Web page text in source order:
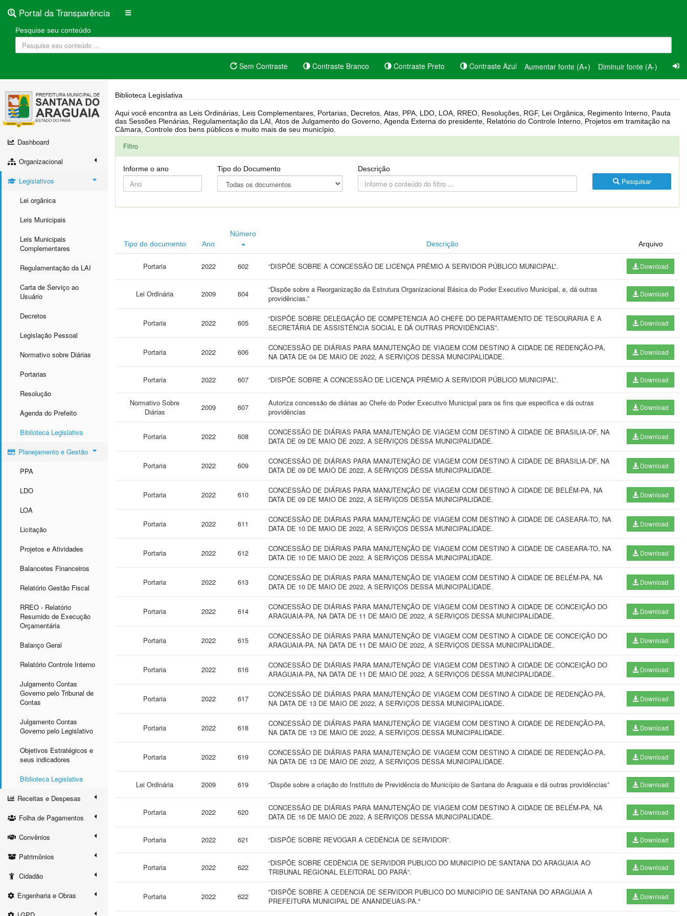
Portal da Transparência
Pesquise seu conteúdo
Sem Contraste Contraste Branco Contraste Preto Contraste Azul Aumentar fonte (A+) Diminuir fonte (A-)
Dashboard
Organizacional
Legislativos
Lei orgânica
Leis Municipais
Leis Municipais
Complementares
Regulamentação da LAI
Carta de Serviço ao
Usuário
Decretos
Legislação Pessoal
Normativo sobre Diárias
Portarias
Resolução
Agenda do Prefeito
Biblioteca Legislativa
Planejamento e Gestão
PPA
LDO
LOA
Licitação
Projetos e Atividades
Balancetes Financeiros
Relatório Gestão Fiscal
RREO - Relatório
Resumido de Execução
Orçamentária
Balanço Geral
Relatório Controle Interno
Julgamento Contas
Governo pelo Tribunal de
Contas
Julgamento Contas
Governo pelo Legislativo
Objetivos Estratégicos e
seus indicadores
Biblioteca Legislativa
Receitas e Despesas
Folha de Pagamentos
Convênios
Patrimônios
Cidadão
Engenharia e Obras
Biblioteca Legislativa
Aqui você encontra as Leis Ordinárias, Leis Complementares, Portarias, Decretos, Atas, PPA, LDO, LOA, RREO, Resoluções, RGF, Lei Orgânica, Regimento Interno, Pauta
das Sessões Plenárias, Regulamentação da LAI, Atos de Julgamento do Governo, Agenda Externa do presidente, Relatório do Controle Interno, Projetos em tramitação na
Câmara, Controle dos bens públicos e muito mais de seu município.
Filtro
Informe o ano Tipo do Documento Descrição
Pesquisar
Tipo do documento Ano
Número
Descrição
Arquivo
Portaria 2022 602 “DISPÕE SOBRE A CONCESSÃO DE LICENÇA PRÊMIO A SERVIDOR PÚBLICO MUNICIPAL”. Download
Lei Ordinária 2009 604
“Dispõe sobre a Reorganização da Estrutura Organizacional Básica do Poder Executivo Municipal, e, dá outras
providências.”
Download
Portaria 2022 605
“DISPÕE SOBRE DELEGAÇÃO DE COMPETENCIA AO CHEFE DO DEPARTAMENTO DE TESOURARIA E A
SECRETÁRIA DE ASSISTÊNCIA SOCIAL E DÁ OUTRAS PROVIDÊNCIAS”.
Download
Portaria 2022 606
CONCESSÃO DE DIÁRIAS PARA MANUTENÇÃO DE VIAGEM COM DESTINO À CIDADE DE REDENÇÃO-PA,
NA DATA DE 04 DE MAIO DE 2022, A SERVIÇOS DESSA MUNICIPALIDADE.
Download
Portaria 2022 607 “DISPÕE SOBRE A CONCESSÃO DE LICENÇA PRÊMIO A SERVIDOR PÚBLICO MUNICIPAL”. Download
Normativo Sobre
Diárias
2009 607
Autoriza concessão de diárias ao Chefe do Poder Executivo Municipal para os fins que especifica e dá outras
providências
Download
Portaria 2022 608
CONCESSÃO DE DIÁRIAS PARA MANUTENÇÃO DE VIAGEM COM DESTINO À CIDADE DE BRASILIA-DF, NA
DATA DE 09 DE MAIO DE 2022, A SERVIÇOS DESSA MUNICIPALIDADE.
Download
Portaria 2022 609
CONCESSÃO DE DIÁRIAS PARA MANUTENÇÃO DE VIAGEM COM DESTINO À CIDADE DE BRASILIA-DF, NA
DATA DE 09 DE MAIO DE 2022, A SERVIÇOS DESSA MUNICIPALIDADE.
Download
Portaria 2022 610
CONCESSÃO DE DIÁRIAS PARA MANUTENÇÃO DE VIAGEM COM DESTINO À CIDADE DE BELÉM-PA, NA
DATA DE 09 DE MAIO DE 2022, A SERVIÇOS DESSA MUNICIPALIDADE.
Download
Portaria 2022 611
CONCESSÃO DE DIÁRIAS PARA MANUTENÇÃO DE VIAGEM COM DESTINO À CIDADE DE CASEARA-TO, NA
DATA DE 10 DE MAIO DE 2022, A SERVIÇOS DESSA MUNICIPALIDADE.
Download
Portaria 2022 612
CONCESSÃO DE DIÁRIAS PARA MANUTENÇÃO DE VIAGEM COM DESTINO À CIDADE DE CASEARA-TO, NA
DATA DE 10 DE MAIO DE 2022, A SERVIÇOS DESSA MUNICIPALIDADE.
Download
Portaria 2022 613
CONCESSÃO DE DIÁRIAS PARA MANUTENÇÃO DE VIAGEM COM DESTINO À CIDADE DE BELÉM-PA, NA
DATA DE 10 DE MAIO DE 2022, A SERVIÇOS DESSA MUNICIPALIDADE.
Download
Portaria 2022 614
CONCESSÃO DE DIÁRIAS PARA MANUTENÇÃO DE VIAGEM COM DESTINO À CIDADE DE CONCEIÇÃO DO
ARAGUAIA-PA, NA DATA DE 11 DE MAIO DE 2022, A SERVIÇOS DESSA MUNICIPALIDADE.
Download
Portaria 2022 615
CONCESSÃO DE DIÁRIAS PARA MANUTENÇÃO DE VIAGEM COM DESTINO À CIDADE DE CONCEIÇÃO DO
ARAGUAIA-PA, NA DATA DE 11 DE MAIO DE 2022, A SERVIÇOS DESSA MUNICIPALIDADE.
Download
Portaria 2022 616
CONCESSÃO DE DIÁRIAS PARA MANUTENÇÃO DE VIAGEM COM DESTINO À CIDADE DE CONCEIÇÃO DO
ARAGUAIA-PA, NA DATA DE 11 DE MAIO DE 2022, A SERVIÇOS DESSA MUNICIPALIDADE.
Download
Portaria 2022 617
CONCESSÃO DE DIÁRIAS PARA MANUTENÇÃO DE VIAGEM COM DESTINO À CIDADE DE REDENÇÃO-PA,
NA DATA DE 13 DE MAIO DE 2022, A SERVIÇOS DESSA MUNICIPALIDADE.
Download
Portaria 2022 618
CONCESSÃO DE DIÁRIAS PARA MANUTENÇÃO DE VIAGEM COM DESTINO À CIDADE DE REDENÇÃO-PA,
NA DATA DE 13 DE MAIO DE 2022, A SERVIÇOS DESSA MUNICIPALIDADE.
Download
Portaria 2022 619
CONCESSÃO DE DIÁRIAS PARA MANUTENÇÃO DE VIAGEM COM DESTINO À CIDADE DE REDENÇÃO-PA,
NA DATA DE 13 DE MAIO DE 2022, A SERVIÇOS DESSA MUNICIPALIDADE.
Download
Lei Ordinária 2009 619 “Dispõe sobre a criação do Instituto de Previdência do Município de Santana do Araguaia e dá outras providências” Download
Portaria 2022 620
CONCESSÃO DE DIÁRIAS PARA MANUTENÇÃO DE VIAGEM COM DESTINO À CIDADE DE BELÉM-PA, NA
DATA DE 16 DE MAIO DE 2022, A SERVIÇOS DESSA MUNICIPALIDADE.
Download
Portaria 2022 621 “DISPÕE SOBRE REVOGAR A CEDÊNCIA DE SERVIDOR”. Download
Portaria 2022 622
“DISPÕE SOBRE CEDÊNCIA DE SERVIDOR PUBLICO DO MUNICIPIO DE SANTANA DO ARAGUAIA AO
TRIBUNAL REGIONAL ELEITORAL DO PARÁ”.
Download
Portaria 2022 622
"DISPÕE SOBRE A CEDENCIA DE SERVIDOR PUBLICO DO MUNICIPIO DE SANTANA DO ARAGUAIA A
PREFEITURA MUNICIPAL DE ANANIDEUAS-PA."
Download